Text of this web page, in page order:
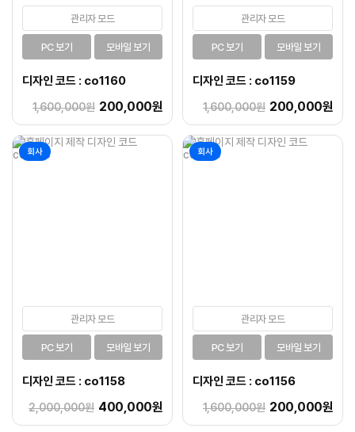
관리자 모드
PC 보기 모바일 보기
디자인 코드 : co1160
1,600,000원 200,000원
관리자 모드
PC 보기 모바일 보기
디자인 코드 : co1159
1,600,000원 200,000원
회사
관리자 모드
PC 보기 모바일 보기
디자인 코드 : co1158
2,000,000원 400,000원
회사
관리자 모드
PC 보기 모바일 보기
디자인 코드 : co1156
1,600,000원 200,000원